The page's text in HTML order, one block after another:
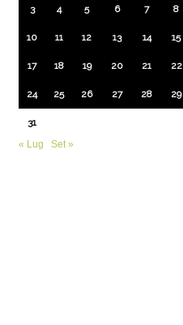
3 4 5 6 7 8
10 11 12 13 14 15
17 18 19 20 21 22
24 25 26 27 28 29
31
« Lug
Set »